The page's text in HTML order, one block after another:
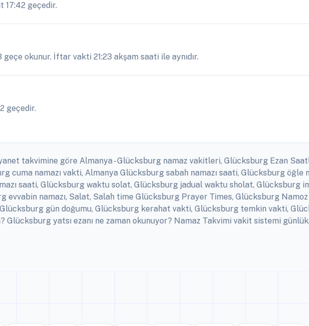
17:42 geçedir.
okunur. İftar vakti 21:23 akşam saati ile aynıdır.
geçedir.
takvimine göre Almanya - Glücksburg namaz vakitleri, Glücksburg Ezan
cuma namazı vakti, Almanya Glücksburg sabah namazı saati, Glücksburg öğle
saati, Glücksburg waktu solat, Glücksburg jadual waktu sholat, Glücksburg
namazı, Salat, Salah time Glücksburg Prayer Times, Glücksburg
Glücksburg gün doğumu, Glücksburg kerahat vakti, Glücksburg temkin vakti,
yatsı ezanı ne zaman okunuyor? Namaz Takvimi vakit sistemi